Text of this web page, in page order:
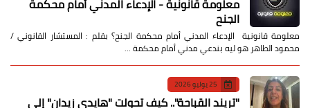
الجنح
معلومة قانونية الإدعاء المدني أمام محكمة الجنح؟ بقلم : المستشار القانوني /
محمود الطاهر هو ليه بندعي مدني أمام محكمة …
25 يوليو 2026
​"تريند القباحة".. كيف تحولت "هايدي زيدان" إلى